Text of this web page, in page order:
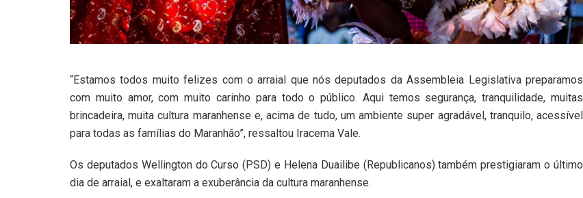
“Estamos todos muito felizes com o arraial que nós deputados da Assembleia Legislativa preparamos
com muito amor, com muito carinho para todo o público. Aqui temos segurança, tranquilidade, muitas
brincadeira, muita cultura maranhense e, acima de tudo, um ambiente super agradável, tranquilo, acessível
para todas as famílias do Maranhão”, ressaltou Iracema Vale.
Os deputados Wellington do Curso (PSD) e Helena Duailibe (Republicanos) também prestigiaram o último
dia de arraial, e exaltaram a exuberância da cultura maranhense.